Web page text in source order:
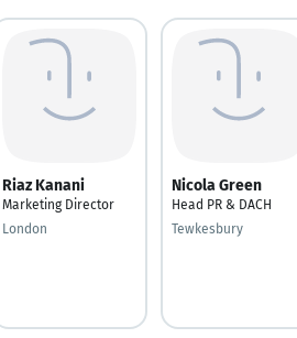
Riaz Kanani
Marketing Director
London
Nicola Green
Head PR & DACH
Tewkesbury